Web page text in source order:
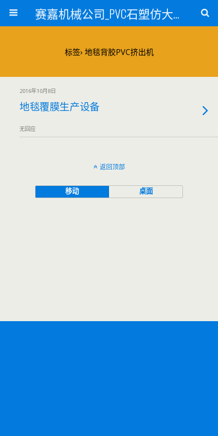
赛嘉机械公司_PVC石塑仿大理石线条生产线_PVC仿大理石板材生产设备_PVC门窗型材生产设备_PVC扣板设备_PVC/WPC发泡板材生产线_PVC波浪瓦生产设备_地毯覆膜TPR TPE设备_TPR鞋边条生产设备_PVC封边条卡条生产设备_PVC造料设备_PVC PE PP管材生产线_混合机
标签› 地毯背胶PVC挤出机
2016年10月8日
地毯覆膜生产设备
无回应
返回顶部
移动 桌面